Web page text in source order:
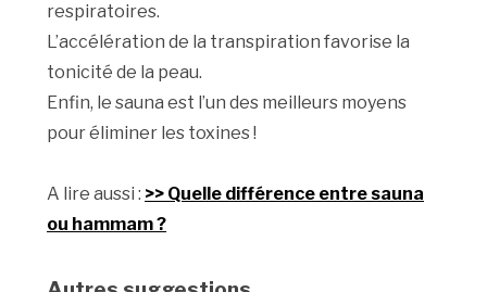
respiratoires.
L’accélération de la transpiration favorise la
tonicité de la peau.
Enfin, le sauna est l’un des meilleurs moyens
pour éliminer les toxines !
A lire aussi : >> Quelle différence entre sauna
ou hammam ?